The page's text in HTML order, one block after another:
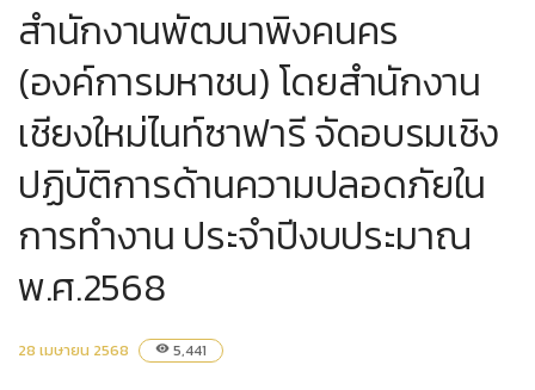
สำนักงานพัฒนาพิงคนคร
(องค์การมหาชน) โดยสำนักงาน
เชียงใหม่ไนท์ซาฟารี จัดอบรมเชิง
ปฏิบัติการด้านความปลอดภัยใน
การทำงาน ประจำปีงบประมาณ
พ.ศ.2568
28 เมษายน 2568 visibility 5,441